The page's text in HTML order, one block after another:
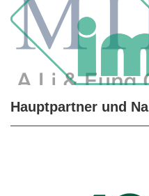
Hauptpartner und